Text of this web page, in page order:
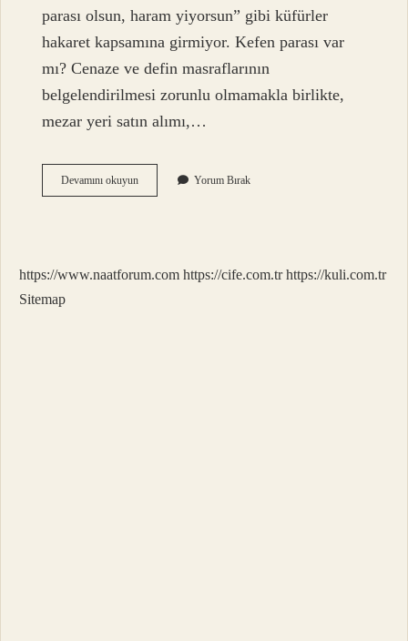
parası olsun, haram yiyorsun” gibi küfürler
hakaret kapsamına girmiyor. Kefen parası var
mı? Cenaze ve defin masraflarının
belgelendirilmesi zorunlu olmamakla birlikte,
mezar yeri satın alımı,…
Devamını okuyunKefen
Parası
Yorum Bırak
https://www.naatforum.com https://cife.com.tr https://kuli.com.tr
Sitemap